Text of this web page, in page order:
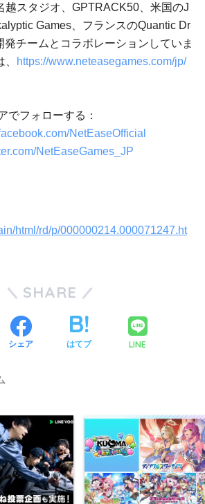
越スタジオ、GPTRACK50、米国のJ
Games、フランスのQuantic Dr
チームとコラボレーションしていま
https://www.neteasegames.com/jp/
でフォローする：
NetEaseOfficial
NetEaseGames_JP
html/rd/p/000000214.000071247.ht
SHARE
シェア はてブ LINE